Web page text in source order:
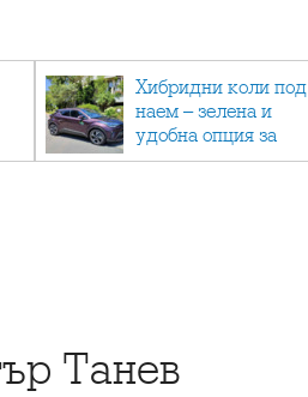
Хибридни коли под
наем – зелена и
удобна опция за
пътуване
Танев